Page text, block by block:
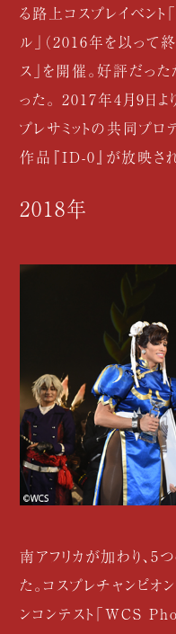
る路上コスプレイベン
ル」（2016年を以って
ス」を開催。好評だった
った。 2017年4月9日よ
プレサミットの共同プロ
作品『ID-0』が放映さ
2018年
南アフリカが加わり、
た。コスプレチャンピオ
ンコンテスト「WCS